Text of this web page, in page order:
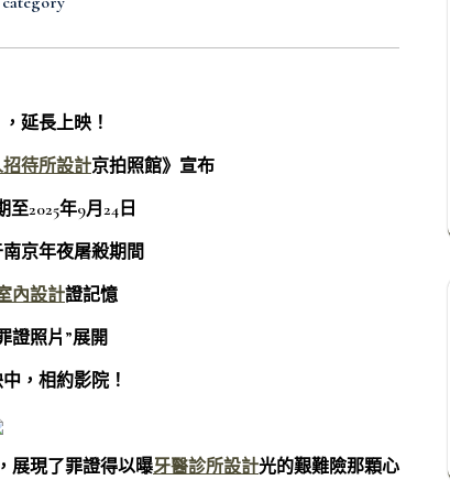
延長上映！
待所設計京拍照館》宣布
至2025年9月24日
京年夜屠殺期間
內設計證記憶
證照片”展開
，相約影院！
展現了罪證得以曝牙醫診所設計光的艱難險那顆心